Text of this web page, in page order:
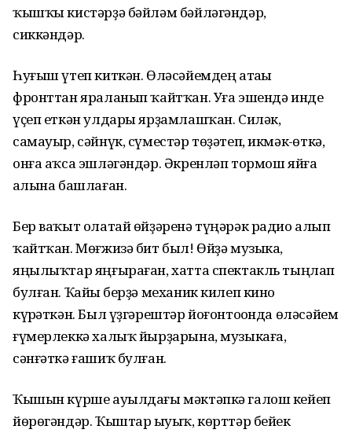
ҡышҡы кистәрҙә бәйләм бәйләгәндәр,
сиккәндәр.
Һуғыш үтеп киткән. Өләсәйемдең атаһы
фронттан яраланып ҡайтҡан. Уға эшендә инде
үҫеп еткән улдары ярҙамлашҡан. Силәк,
самауыр, сәйнүк, сүместәр төҙәтеп, икмәк-һөткә,
онға аҡса эшләгәндәр. Әкренләп тормош яйға
һалына башлаған.
Бер ваҡыт олатай өйҙәренә түңәрәк радио алып
ҡайтҡан. Мөғжизә бит был! Өйҙә музыка,
яңылыҡтар яңғыраған, хатта спектакль тыңлап
булған. Ҡайһы берҙә механик килеп кино
күрһәткән. Был үҙгәрештәр йоғонтоһонда өләсәйем
ғүмерлеккә халыҡ йырҙарына, музыкаға,
сәнғәткә ғашиҡ булған.
Ҡышын күрше ауылдағы мәктәпкә галош кейеп
йөрөгәндәр. Ҡыштар һыуыҡ, көрттәр бейек